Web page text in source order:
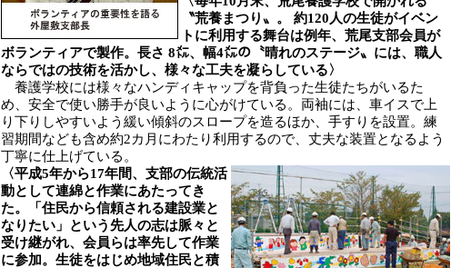
〝荒養まつり〟。 約120人の生徒がイベン
トに利用する舞台は例年、荒尾支部会員が
ボランティアで製作。長さ 8㍍、幅4㍍の〝晴れのステージ〟には、職人
ならではの技術を活かし、様々な工夫を凝らしている〉
養護学校には様々なハンディキャップを背負った生徒たちがいるた
め、安全で使い勝手が良いように心がけている。両袖には、車イスで上
り下りしやすいよう緩い傾斜のスロープを造るほか、手すりを設置。練
習期間なども含め約2カ月にわたり利用するので、丈夫な装置となるよう
丁寧に仕上げている。
〈平成5年から17年間、支部の伝統活
動として連綿と作業にあたってき
た。「住民から信頼される建設業と
なりたい」という先人の志は脈々と
受け継がれ、会員らは率先して作業
に参加。生徒をはじめ地域住民と積